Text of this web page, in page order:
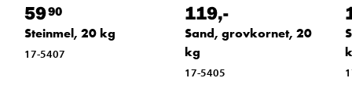
5990
Steinmel, 20 kg
17-5407
119,-
Sand, grovkornet, 20
kg
17-5405